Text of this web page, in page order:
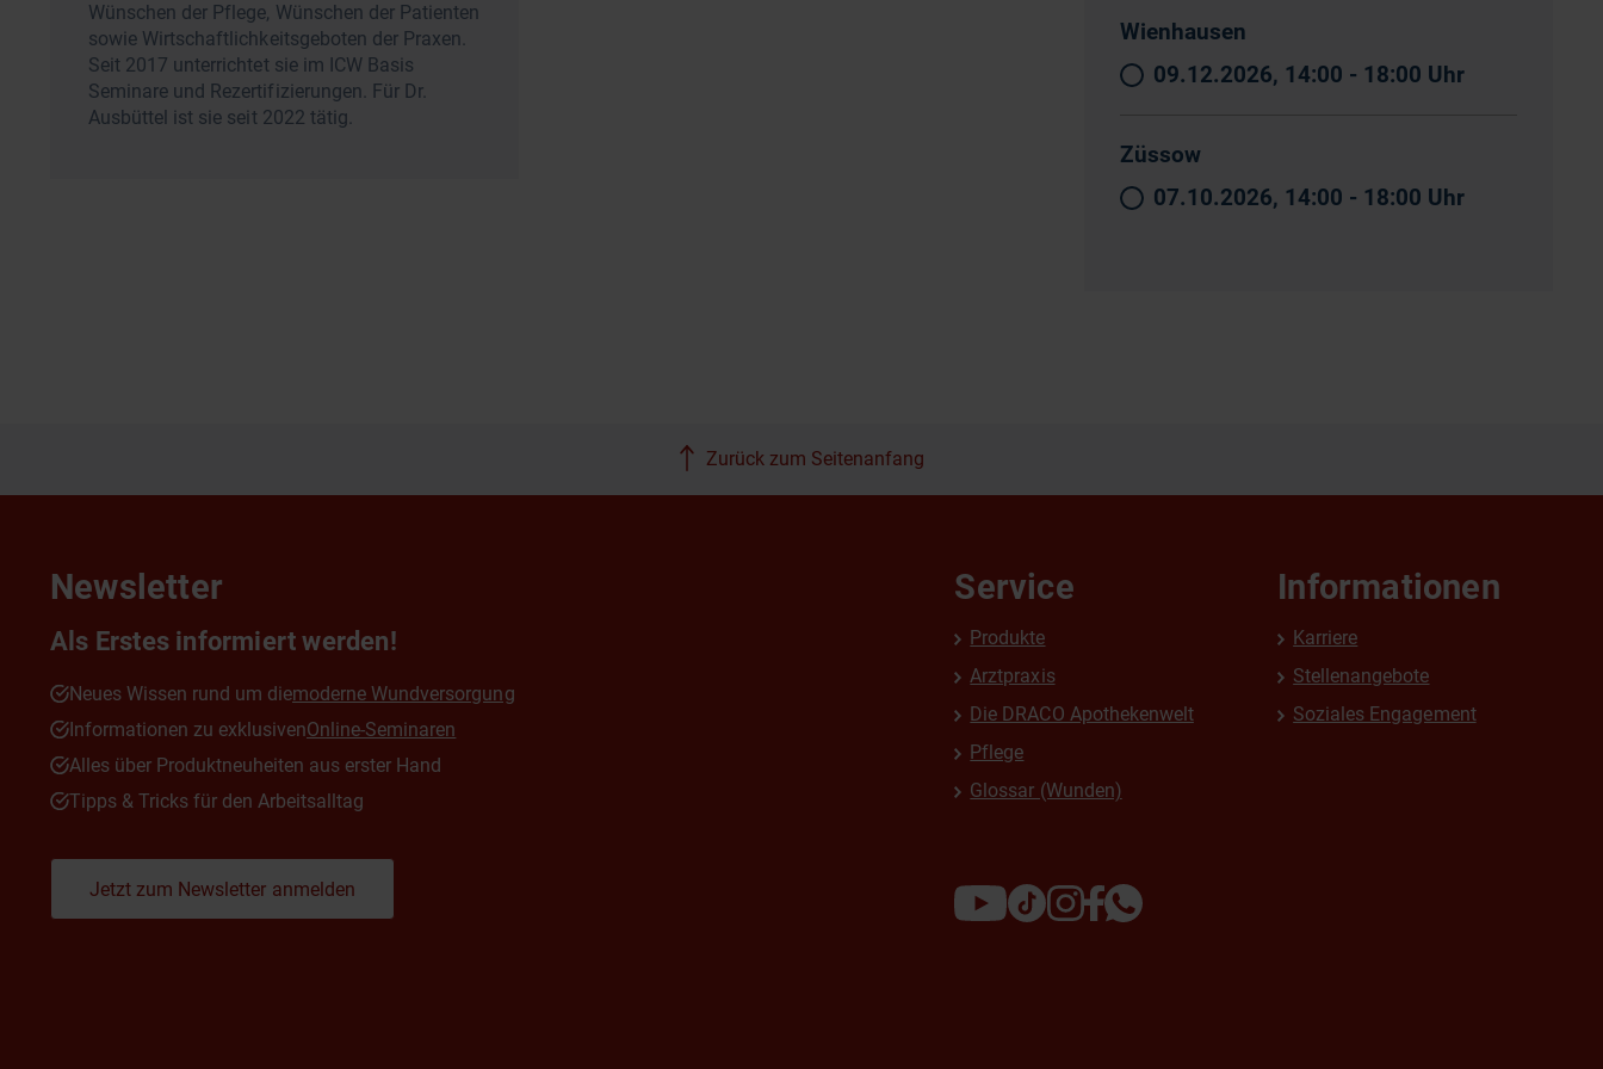
Wünschen der Pflege, Wünschen der Patienten
sowie Wirtschaftlichkeitsgeboten der Praxen.
Seit 2017 unterrichtet sie im ICW Basis
Seminare und Rezertifizierungen. Für Dr.
Ausbüttel ist sie seit 2022 tätig.
Wienhausen
09.12.2026, 14:00 - 18:00 Uhr
Züssow
07.10.2026, 14:00 - 18:00 Uhr
Zurück zum Seitenanfang
Newsletter
Als Erstes informiert werden!
Neues Wissen rund um diemoderne Wundversorgung
Informationen zu exklusivenOnline-Seminaren
Alles über Produktneuheiten aus erster Hand
Tipps & Tricks für den Arbeitsalltag
Jetzt zum Newsletter anmelden
Service
Produkte
Arztpraxis
Die DRACO Apothekenwelt
Pflege
Glossar (Wunden)
Informationen
Karriere
Stellenangebote
Soziales Engagement